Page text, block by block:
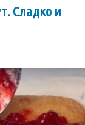
Сладко и